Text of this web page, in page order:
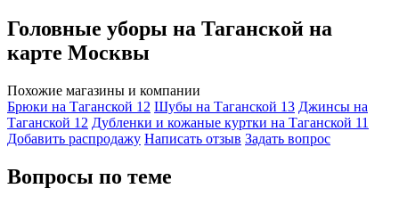
Головные уборы на Таганской на
карте Москвы
Похожие магазины и компании
Брюки на Таганской 12 Шубы на Таганской 13 Джинсы на
Таганской 12 Дубленки и кожаные куртки на Таганской 11
Добавить раcпродажу Написать отзыв Задать вопрос
Вопросы по теме